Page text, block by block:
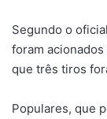
Segundo o
foram
que três tiros
Populares, que